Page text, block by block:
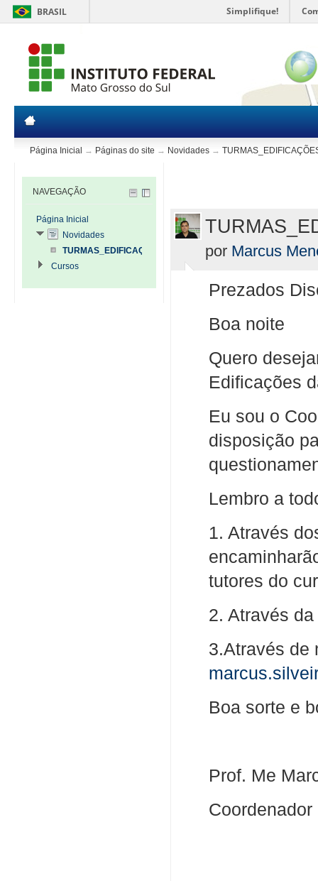
BRASIL Simplifique!
Página Inicial → Páginas do site → Novidades →
por Marcus
Prezados
Boa noite
Quero
Edificações
Eu sou o
disposição
Lembro a
1. Através
tutores do
2. Através
3.Através de
Boa sorte e
Prof. Me
NAVEGAÇÃO
Página Inicial
Novidades
TURMAS_EDIFICAÇÕES_2013.
Cursos